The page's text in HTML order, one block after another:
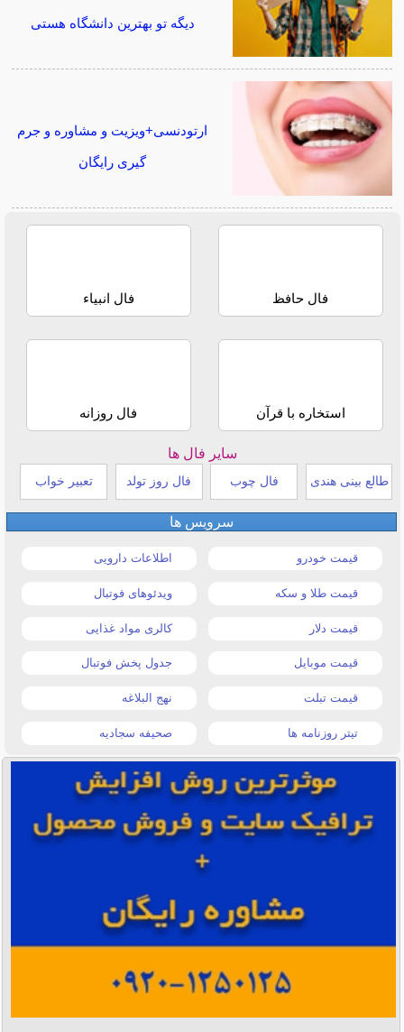
دیگه تو بهترین دانشگاه هستی
ارتودنسی+ویزیت و مشاوره و جرم
گیری رایگان
فال حافظ فال انبیاء
استخاره با قرآن فال روزانه
سایر فال ها
طالع بینی هندی فال چوب فال روز تولد تعبیر خواب
سرویس ها
قیمت خودرو اطلاعات دارویی
قیمت طلا و سکه ویدئوهای فوتبال
قیمت دلار کالری مواد غذایی
قیمت موبایل جدول پخش فوتبال
قیمت تبلت نهج البلاغه
تیتر روزنامه ها صحیفه سجادیه